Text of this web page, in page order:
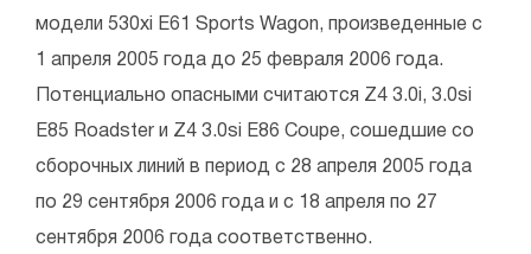
модели 530xi E61 Sports Wagon, произведенные с
1 апреля 2005 года до 25 февраля 2006 года.
Потенциально опасными считаются Z4 3.0i, 3.0si
E85 Roadster и Z4 3.0si E86 Coupe, сошедшие со
сборочных линий в период с 28 апреля 2005 года
по 29 сентября 2006 года и с 18 апреля по 27
сентября 2006 года соответственно.